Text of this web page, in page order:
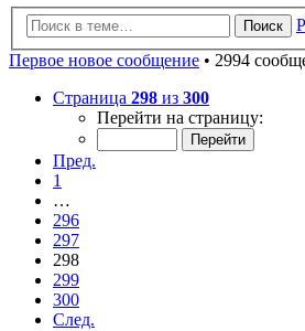
Поиск
Первое новое сообщение • 2994
Страница 298 из 300
Перейти на страницу:
Пред.
1
…
296
297
298
299
300
След.